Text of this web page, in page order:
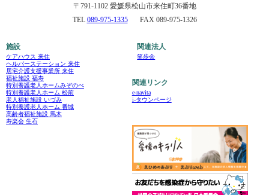
〒791-1102 愛媛県松山市来住町36番地
TEL 089-975-1335 FAX 089-975-1326
施設
ケアハウス 来住
ヘルパーステーション 来住
居宅介護支援事業所 来住
福祉施設 福寿
特別養護老人ホームみぞのべ
特別養護老人ホーム 松前
老人福祉施設 いづみ
特別養護老人ホーム 番城
高齢者福祉施設 馬木
寿楽会 生石
関連法人
笑歩会
関連リンク
e-navita
i-タウンページ